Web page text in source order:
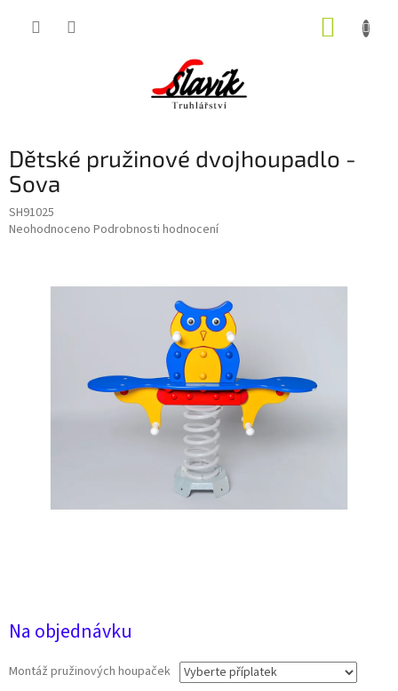
Dětské pružinové dvojhoupadlo -
Sova
SH91025
Průměrné
Neohodnoceno Podrobnosti hodnocení
Na objednávku
Montáž pružinových houpaček